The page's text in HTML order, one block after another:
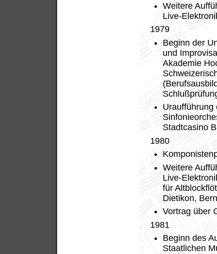
Weitere
Live-
1979
Beginn der
und
Akademie
Uraufführung
Stadtcasino
1980
Weitere
Live-
für
Dietikon,
Vortrag über
1981
Beginn des
Staatlichen